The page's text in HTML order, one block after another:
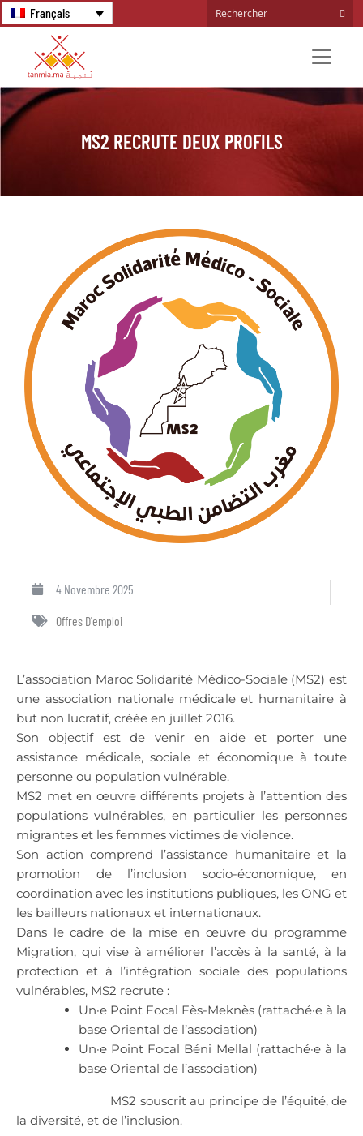
Français
MS2 RECRUTE DEUX PROFILS
4 Novembre 2025
Offres D'emploi
L’association Maroc Solidarité Médico-Sociale (MS2) est
une association nationale médicale et humanitaire à
but non lucratif, créée en juillet 2016.
Son objectif est de venir en aide et porter une
assistance médicale, sociale et économique à toute
personne ou population vulnérable.
MS2 met en œuvre différents projets à l’attention des
populations vulnérables, en particulier les personnes
migrantes et les femmes victimes de violence.
Son action comprend l’assistance humanitaire et la
promotion de l’inclusion socio-économique, en
coordination avec les institutions publiques, les ONG et
les bailleurs nationaux et internationaux.
Dans le cadre de la mise en œuvre du programme
Migration, qui vise à améliorer l’accès à la santé, à la
protection et à l’intégration sociale des populations
vulnérables, MS2 recrute :
Un·e Point Focal Fès-Meknès (rattaché·e à la
base Oriental de l’association)
Un·e Point Focal Béni Mellal (rattaché·e à la
base Oriental de l’association)
MS2 souscrit au principe de l’équité, de
la diversité, et de l’inclusion.